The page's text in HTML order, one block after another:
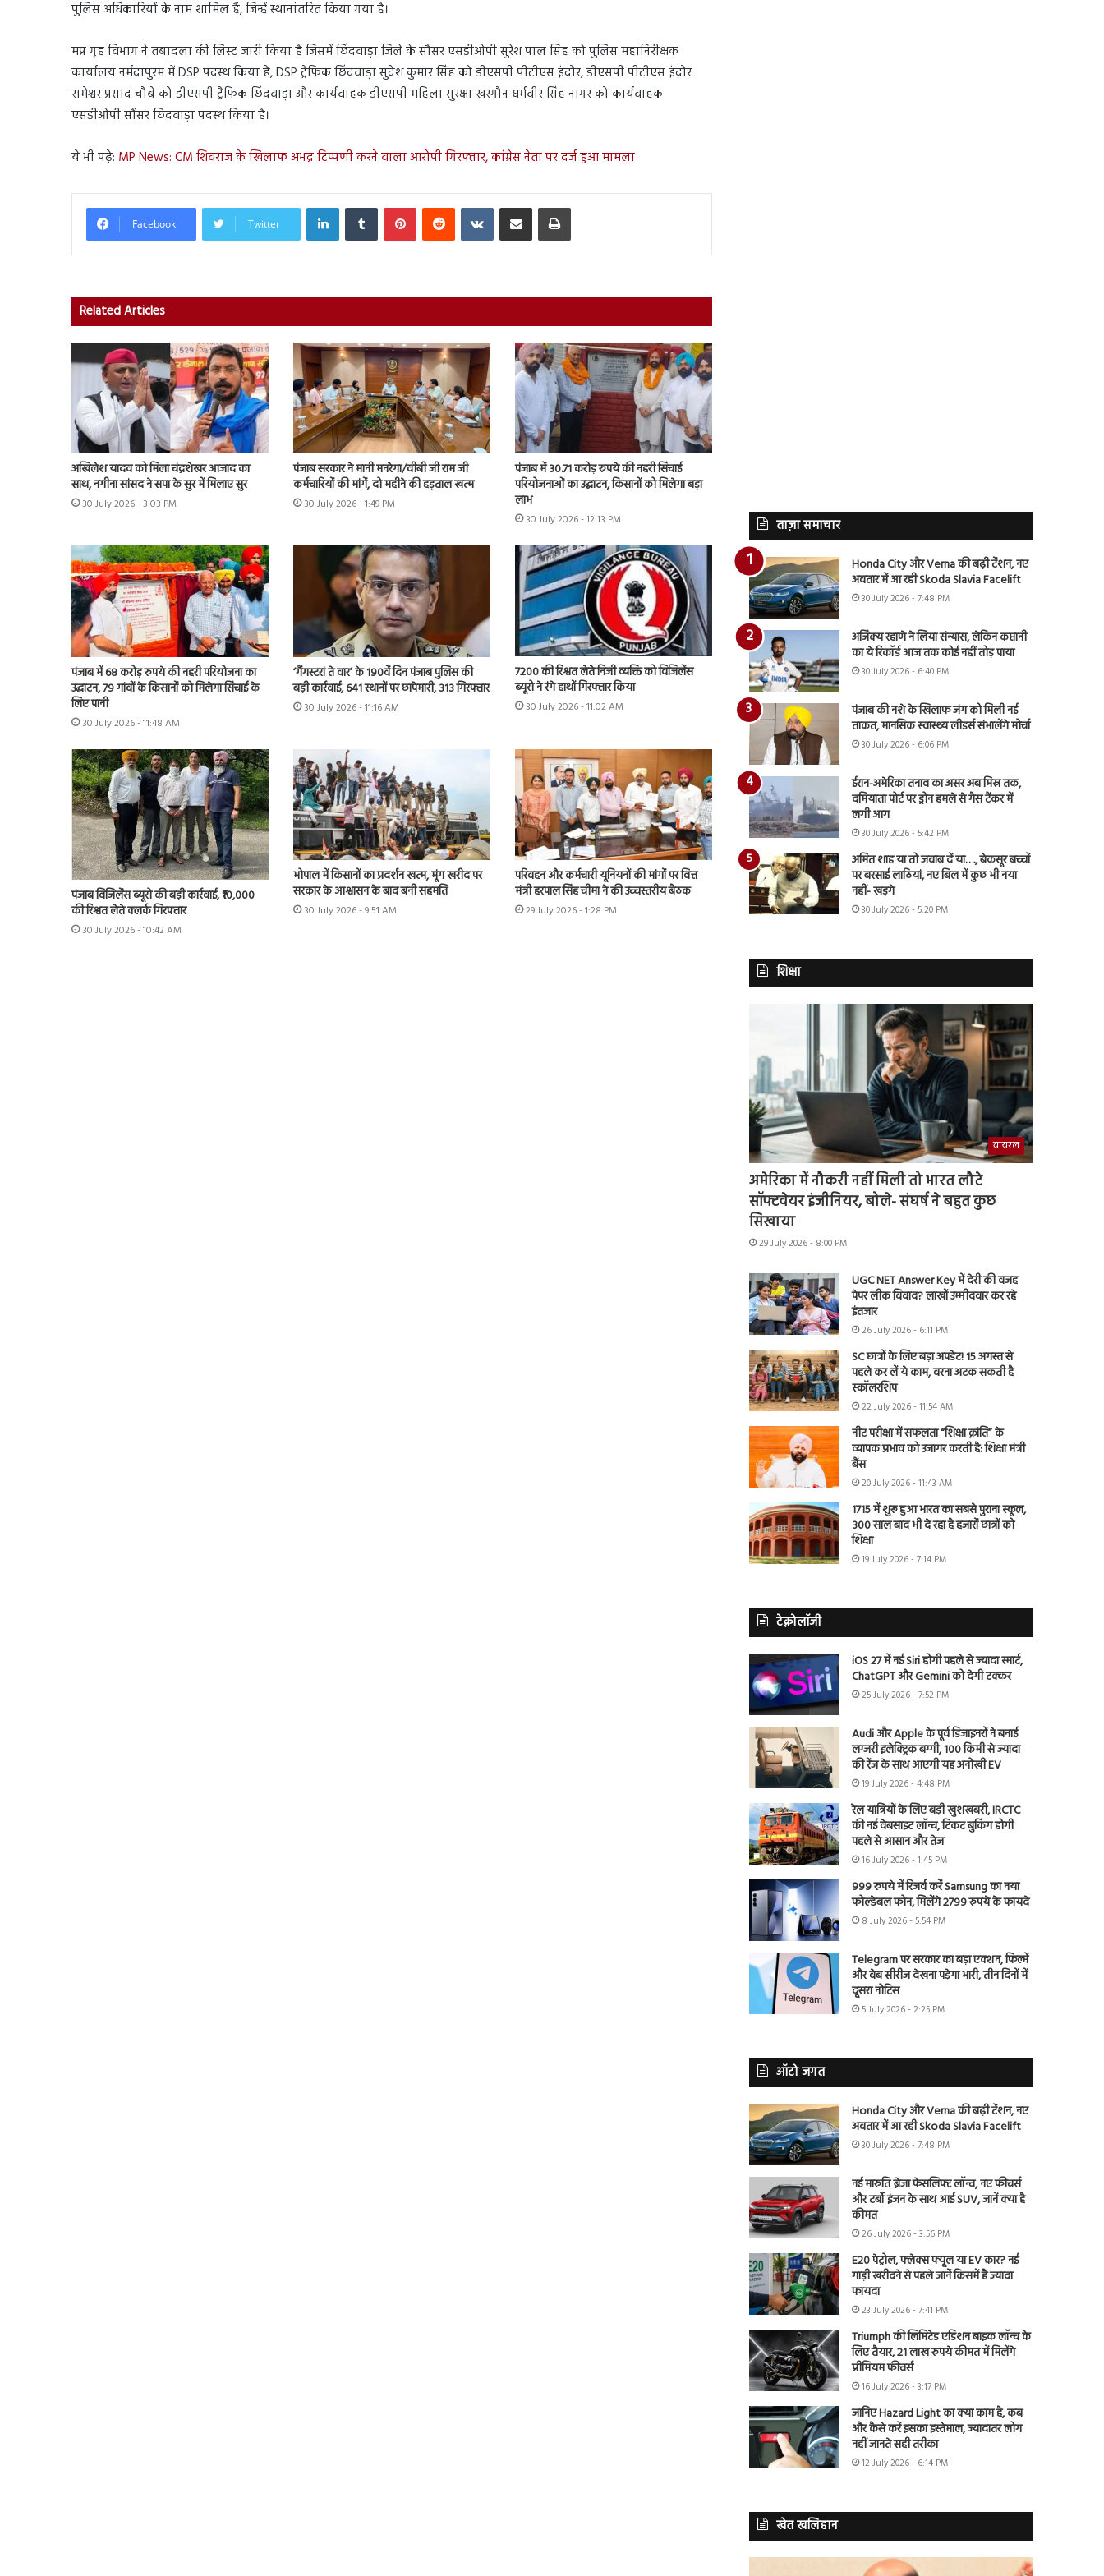
पुलिस अधिकारियों के नाम शामिल हैं, जिन्हें स्थानांतरित किया गया है।
मप्र गृह विभाग ने तबादला की लिस्ट जारी किया है जिसमें छिंदवाड़ा जिले के सौंसर एसडीओपी सुरेश पाल सिंह को पुलिस महानिरीक्षक
कार्यालय नर्मदापुरम में DSP पदस्थ किया है, DSP ट्रैफिक छिंदवाड़ा सुदेश कुमार सिंह को डीएसपी पीटीएस इंदौर, डीएसपी पीटीएस इंदौर
रामेश्वर प्रसाद चौबे को डीएसपी ट्रैफिक छिंदवाड़ा और कार्यवाहक डीएसपी महिला सुरक्षा खरगौन धर्मवीर सिंह नागर को कार्यवाहक
एसडीओपी सौंसर छिंदवाड़ा पदस्थ किया है।
ये भी पढ़े: MP News: CM शिवराज के खिलाफ अभद्र टिप्पणी करने वाला आरोपी गिरफ्तार, कांग्रेस नेता पर दर्ज हुआ मामला
Facebook Twitter
LinkedInTumblr PinterestReddit VKontakteShare via Email Print
Related Articles
अखिलेश यादव को मिला चंद्रशेखर आजाद का
साथ, नगीना सांसद ने सपा के सुर में मिलाए सुर
30 July 2026 - 3:03 PM
पंजाब सरकार ने मानी मनरेगा/वीबी जी राम जी
कर्मचारियों की मांगें, दो महीने की हड़ताल खत्म
30 July 2026 - 1:49 PM
पंजाब में 30.71 करोड़ रुपये की नहरी सिंचाई
परियोजनाओं का उद्घाटन, किसानों को मिलेगा बड़ा
लाभ
30 July 2026 - 12:13 PM
पंजाब में 68 करोड़ रुपये की नहरी परियोजना का
उद्घाटन, 79 गांवों के किसानों को मिलेगा सिंचाई के
लिए पानी
30 July 2026 - 11:48 AM
‘गैंगस्टरां ते वार’ के 190वें दिन पंजाब पुलिस की
बड़ी कार्रवाई, 641 स्थानों पर छापेमारी, 313 गिरफ्तार
30 July 2026 - 11:16 AM
7200 की रिश्वत लेते निजी व्यक्ति को विजिलेंस
ब्यूरो ने रंगे हाथों गिरफ्तार किया
30 July 2026 - 11:02 AM
पंजाब विजिलेंस ब्यूरो की बड़ी कार्रवाई, ₹10,000
की रिश्वत लेते क्लर्क गिरफ्तार
30 July 2026 - 10:42 AM
भोपाल में किसानों का प्रदर्शन खत्म, मूंग खरीद पर
सरकार के आश्वासन के बाद बनी सहमति
30 July 2026 - 9:51 AM
परिवहन और कर्मचारी यूनियनों की मांगों पर वित्त
मंत्री हरपाल सिंह चीमा ने की उच्चस्तरीय बैठक
29 July 2026 - 1:28 PM
ताज़ा समाचार
Honda City और Verna की बढ़ी टेंशन, नए
अवतार में आ रही Skoda Slavia Facelift
30 July 2026 - 7:48 PM
अजिंक्य रहाणे ने लिया संन्यास, लेकिन कप्तानी
का ये रिकॉर्ड आज तक कोई नहीं तोड़ पाया
30 July 2026 - 6:40 PM
पंजाब की नशे के खिलाफ जंग को मिली नई
ताकत, मानसिक स्वास्थ्य लीडर्स संभालेंगे मोर्चा
30 July 2026 - 6:06 PM
ईरान-अमेरिका तनाव का असर अब मिस्र तक,
दमियाता पोर्ट पर ड्रोन हमले से गैस टैंकर में
लगी आग
30 July 2026 - 5:42 PM
अमित शाह या तो जवाब दें या…., बेकसूर बच्चों
पर बरसाई लाठियां, नए बिल में कुछ भी नया
नहीं- खड़गे
30 July 2026 - 5:20 PM
शिक्षा
वायरल
अमेरिका में नौकरी नहीं मिली तो भारत लौटे
सॉफ्टवेयर इंजीनियर, बोले- संघर्ष ने बहुत कुछ
सिखाया
29 July 2026 - 8:00 PM
UGC NET Answer Key में देरी की वजह
पेपर लीक विवाद? लाखों उम्मीदवार कर रहे
इंतजार
26 July 2026 - 6:11 PM
SC छात्रों के लिए बड़ा अपडेट! 15 अगस्त से
पहले कर लें ये काम, वरना अटक सकती है
स्कॉलरशिप
22 July 2026 - 11:54 AM
नीट परीक्षा में सफलता “शिक्षा क्रांति” के
व्यापक प्रभाव को उजागर करती है: शिक्षा मंत्री
बैंस
20 July 2026 - 11:43 AM
1715 में शुरू हुआ भारत का सबसे पुराना स्कूल,
300 साल बाद भी दे रहा है हजारों छात्रों को
शिक्षा
19 July 2026 - 7:14 PM
टेक्नोलॉजी
iOS 27 में नई Siri होगी पहले से ज्यादा स्मार्ट,
ChatGPT और Gemini को देगी टक्कर
25 July 2026 - 7:52 PM
Audi और Apple के पूर्व डिजाइनरों ने बनाई
लग्जरी इलेक्ट्रिक बग्गी, 100 किमी से ज्यादा
की रेंज के साथ आएगी यह अनोखी EV
19 July 2026 - 4:48 PM
रेल यात्रियों के लिए बड़ी खुशखबरी, IRCTC
की नई वेबसाइट लॉन्च, टिकट बुकिंग होगी
पहले से आसान और तेज
16 July 2026 - 1:45 PM
999 रुपये में रिजर्व करें Samsung का नया
फोल्डेबल फोन, मिलेंगे 2799 रुपये के फायदे
8 July 2026 - 5:54 PM
Telegram पर सरकार का बड़ा एक्शन, फिल्में
और वेब सीरीज देखना पड़ेगा भारी, तीन दिनों में
दूसरा नोटिस
5 July 2026 - 2:25 PM
ऑटो जगत
Honda City और Verna की बढ़ी टेंशन, नए
अवतार में आ रही Skoda Slavia Facelift
30 July 2026 - 7:48 PM
नई मारुति ब्रेजा फेसलिफ्ट लॉन्च, नए फीचर्स
और टर्बो इंजन के साथ आई SUV, जानें क्या है
कीमत
26 July 2026 - 3:56 PM
E20 पेट्रोल, फ्लेक्स फ्यूल या EV कार? नई
गाड़ी खरीदने से पहले जानें किसमें है ज्यादा
फायदा
23 July 2026 - 7:41 PM
Triumph की लिमिटेड एडिशन बाइक लॉन्च के
लिए तैयार, 21 लाख रुपये कीमत में मिलेंगे
प्रीमियम फीचर्स
16 July 2026 - 3:17 PM
जानिए Hazard Light का क्या काम है, कब
और कैसे करें इसका इस्तेमाल, ज्यादातर लोग
नहीं जानते सही तरीका
12 July 2026 - 6:14 PM
खेत खलिहान